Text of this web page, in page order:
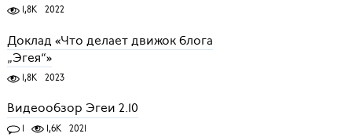
1,8K 2022
Доклад «Что делает движок блога
„Эгея“»
1,8K 2023
Видеообзор Эгеи 2.10
1 1,6K 2021